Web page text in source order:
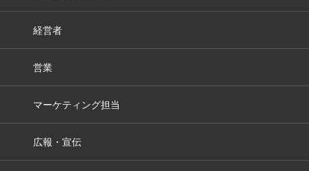
経営者
営業
マーケティング担当
広報・宣伝